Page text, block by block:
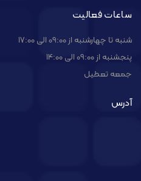
ساعات فعالیت
شنبه تا چهارشنبه از 09:00 الی 17:00
پنجشنبه از 09:00 الی 14:00
جمعه تعطیل
آدرس